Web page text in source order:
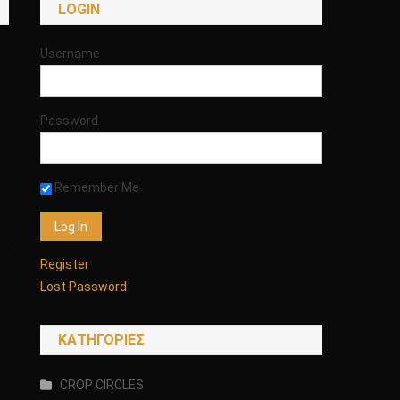
LOGIN
Username
Password
Remember Me
Register
Lost Password
KΑΤΗΓΟΡΊΕΣ
CROP CIRCLES